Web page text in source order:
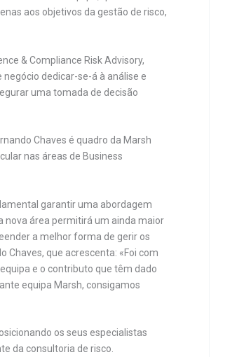
aos objetivos da gestão de risco,
& Compliance Risk Advisory,
negócio dedicar-se-á à análise e
uma tomada de decisão
Chaves é quadro da Marsh
nas áreas de Business
garantir uma abordagem
nova área permitirá um ainda maior
a melhor forma de gerir os
Chaves, que acrescenta: «Foi com
e o contributo que têm dado
equipa Marsh, consigamos
os seus especialistas
da consultoria de risco.